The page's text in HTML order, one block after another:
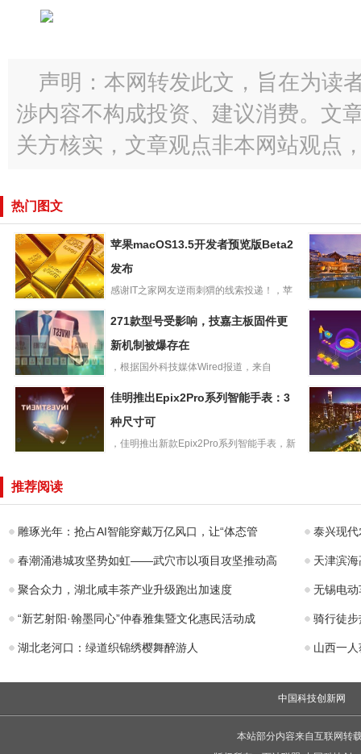
声明：本网转发此文，旨在为读
渉内容不构成投资、建议消费。文
关方核实，文章观点非本网站观点
热门图文
苹果macOS13.5
开发者预览版
Beta2发布
苹果macOS13.5开发者预览版Beta2
发布
感谢IT之家网友逆雨刺猬的线索投递！，苹
苹果
发者去年
万亿美元
271款型号受影
响，技嘉主板固
件更新机制被爆
存在
271款型号受影响，技嘉主板固件更
新机制被爆存在
，根据国外科技媒体Wired报道，来自
吞吐量最
开始量产
Epix2Pro系列智
佳明推出Epix2Pro系列智能手表：3
种尺寸可
，佳明推出新款Epix2Pro系列智能手表，新
推荐阅读
雕琢光年：抢占AI智能穿戴万亿风口，让“体态管 泰兴现
春潮涌港城攻坚势如虹——武穴市以项目攻坚推动高 天津滨
聚合众力，湖北咸丰茶产业升级跑出加速度 无锡电动
“新艺射阳·翰墨同心”仲春雅集暨文化惠民活动成 骑行徒步
湖北老河口：绿道织锦绣樱舞醉游人 山西一人
中国科技创新网
本站部分内容来自互联网转